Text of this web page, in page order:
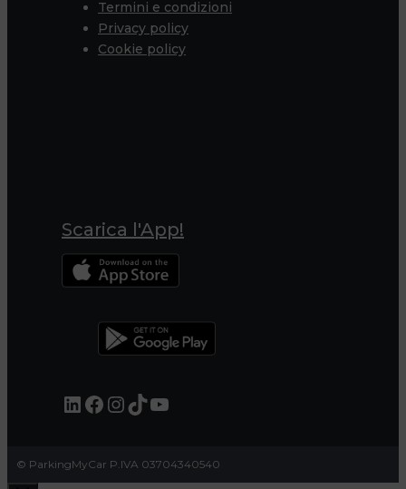
Termini e condizioni
Privacy policy
Cookie policy
Scarica l'App!
LinkedIn
Facebook
Instagram
TikTok
YouTube
© ParkingMyCar P.IVA 03704340540